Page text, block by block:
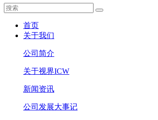
首页
关于我们
公司简介
关于视界ICW
新闻资讯
公司发展大事记